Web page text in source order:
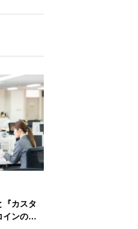
カスタ
インの裏